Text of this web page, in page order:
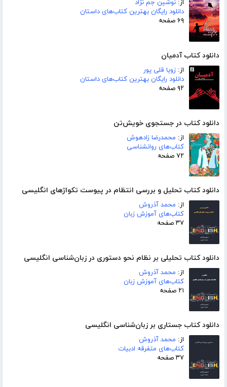
از: نوشین جم نژاد
دانلود رایگان بهترین کتاب‌های داستان
۶۹ صفحه
دانلود کتاب آدمیان
از: زویا قلی پور
دانلود رایگان بهترین کتاب‌های داستان
۹۲ صفحه
دانلود کتاب در جستجوی خویش‌تن
از: محمدرضا زادهوش
کتاب‌های روانشناسی
۷۲ صفحه
دانلود کتاب تحلیل و بررسی انتظام در پیوست تکواژهای انگلیسی
از: محمد آذروش
کتاب‌های آموزش زبان
۳۷ صفحه
دانلود کتاب تحلیلی بر نظام نحو دستوری در زبان‌شناسی انگلیسی
از: محمد آذروش
کتاب‌های آموزش زبان
۲۱ صفحه
دانلود کتاب جستاری بر زبان‌شناسی انگلیسی
از: محمد آذروش
کتاب‌های متفرقه ادبیات
۳۷ صفحه